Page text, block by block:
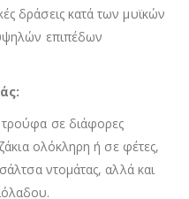
δράσεις κατά των μυϊκών
επιπέδων
τρούφα σε διάφορες
ολόκληρη ή σε φέτες,
ντομάτας, αλλά και